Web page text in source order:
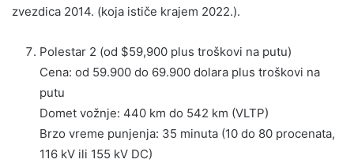
zvezdica 2014. (koja ističe krajem 2022.).
Polestar 2 (od $59,900 plus troškovi na putu)
Cena: od 59.900 do 69.900 dolara plus troškovi na
putu
Domet vožnje: 440 km do 542 km (VLTP)
Brzo vreme punjenja: 35 minuta (10 do 80 procenata,
116 kV ili 155 kV DC)